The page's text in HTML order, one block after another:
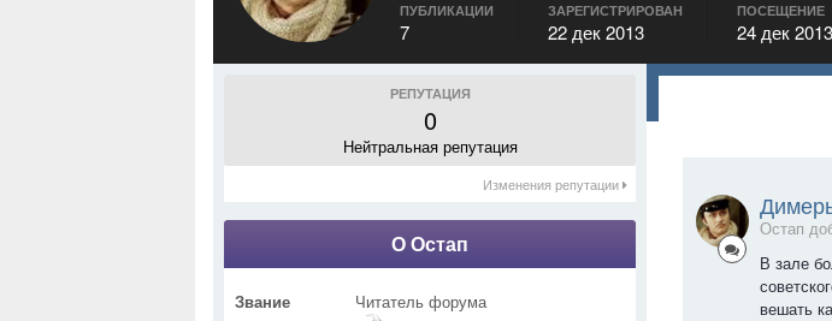
ПУБЛИКАЦИИ
7
ЗАРЕГИСТРИРОВАН
22 дек 2013
ПОСЕЩЕНИЕ
24 дек 2013
РЕПУТАЦИЯ
0
Нейтральная репутация
Изменения репутации
О Остап
Звание Читатель форума
Остап
В зале
вешать